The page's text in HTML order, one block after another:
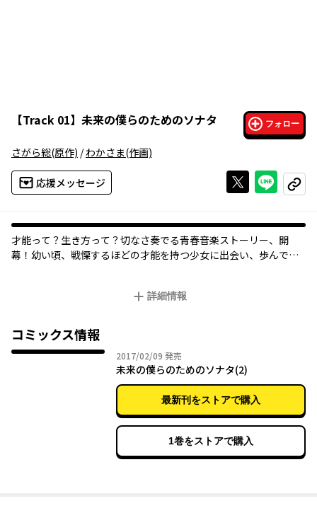
【Track 01】 未来の僕らのためのソナタ フォロー
さがら総(原作) /わかさま(作画)
応援メッセージ Xで投稿する
ライン
コピー
才能って？生き方って？切なさ奏でる青春音楽ストーリー、開
幕！幼い頃、戦慄するほどの才能を持つ少女に出会い、歩んでい
費を出さないと宣告されてしまう。そんな時、同級生の羊村から
たが、妹の冬は兄に音楽を再び初めて欲しいと願っていた…。
詳細情報
コミックス情報
2017/02/09 2017年02月09日
発売
未来の僕らのためのソナタ(2)
最新刊をストアで購入
1巻をストアで購入